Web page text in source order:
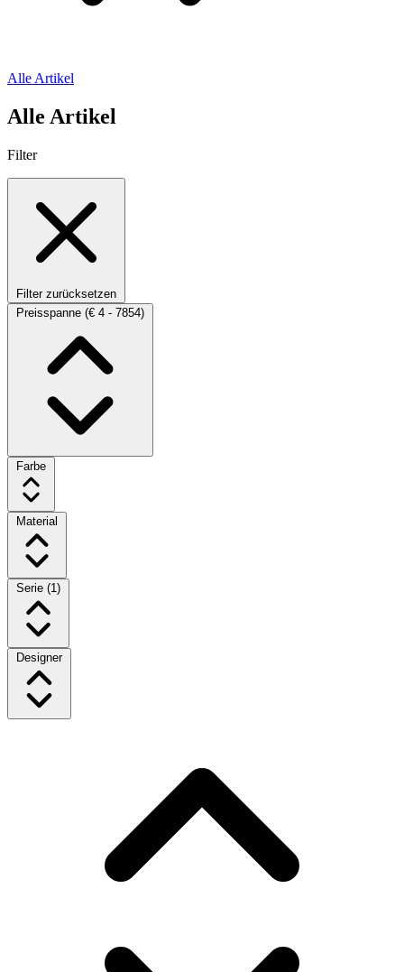
Alle Artikel
Alle Artikel
Filter
Filter zurücksetzen
Preisspanne (€ 4 - 7854)
Farbe
Material
Serie (1)
Designer